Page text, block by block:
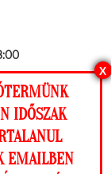
a
MNB engedély
X
IDŐSZAK
EMAILBEN